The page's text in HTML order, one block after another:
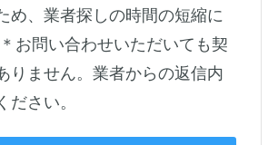
め、業者探しの時間の短縮に
お問い合わせいただいても契
りません。業者からの返信内
ださい。